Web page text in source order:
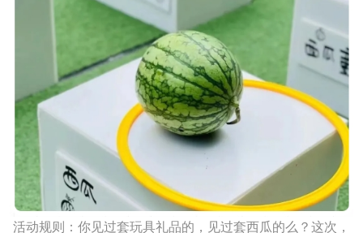
活动规则：你见过套玩具礼品的，见过套西瓜的么？这次，